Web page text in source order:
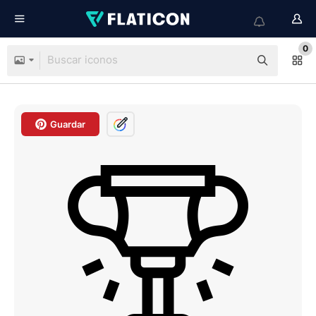
0
Guardar